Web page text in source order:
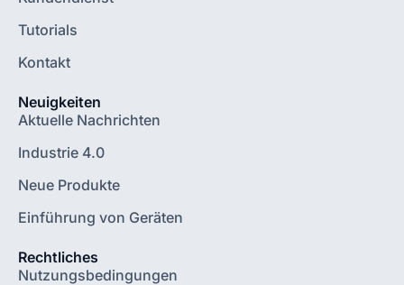
Tutorials
Kontakt
Neuigkeiten
Aktuelle Nachrichten
Industrie 4.0
Neue Produkte
Einführung von Geräten
Rechtliches
Nutzungsbedingungen